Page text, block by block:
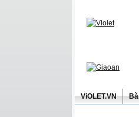
ViOLET.VN